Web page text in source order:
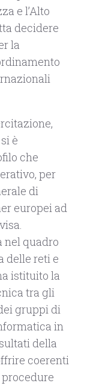
e l’Alto
decidere
la
è
che
per
di
europei ad
nel quadro
delle reti e
istituito la
tra gli
gruppi di
in
della
coerenti